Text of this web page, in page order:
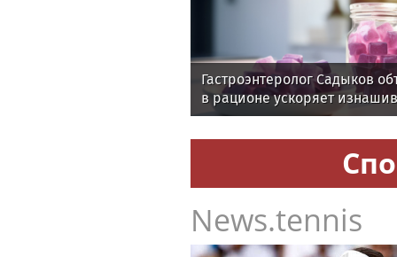
Гастроэнтеролог Садыков
в рационе ускоряет
News.tennis